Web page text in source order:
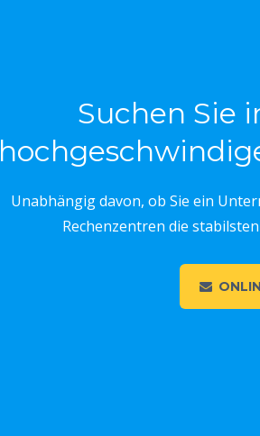
Suchen Sie
Unabhängig davon, ob Sie ein
Rechenzentren die